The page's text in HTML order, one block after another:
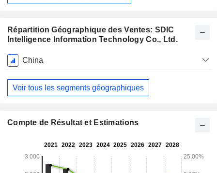
Répartition Géographique des Ventes: SDIC
Intelligence Information Technology Co., Ltd.
Période
Fiscale:
Décembre
China
Voir tous les segments géographiques
Compte de Résultat et Estimations